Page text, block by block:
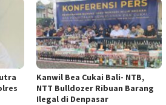
Kanwil Bea Cukai Bali- NTB,
NTT Bulldozer Ribuan Barang
Ilegal di Denpasar